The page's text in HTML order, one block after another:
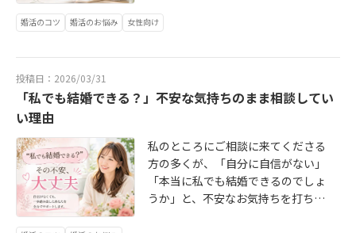
「幸せの基準」を知っておくことは
夫婦でも、意見が食い違うことはあ
って頭を冷やしたい」「その日のう
解決スタイル」を事前に知っておく
だけで、不要なすれ違いやこじれを
防ぐことができます。少し勇気が要
る質問ですが、これから長く一緒に
「最初は不安でしたが、美味しいも
のを食べながらだと自然に話せまし
た」とお話しされていました。ふと
好きな人がいたらもっと楽しいの
に」って😌その“何気ない願い”が叶
ます。普段は忙しく過ごしていると
つい後回しにしてしまう婚活。でも
GWのようなタイミングで少し立ち止
まって考える方はとても多いです。
いくこと。実はここを知らないまま
手放してしまうことがあります。本
活ではつい、・条件は合っている
か・会話は盛り上がったか・違和感
ちです。でも結婚は、最初から正解
が見えるものではありません。むし
ろ大切なのは、会いながら知ってい
くこと。最初はピンと来なくても、2
婚活のコツ 婚活のお悩み 女性向け
投稿日：2026/03/31
「私でも結婚できる？」不安な気持ちのまま相談してい
い理由
私のところにご相談に来てくださる
方の多くが、「自分に自信がない」
「本当に私でも結婚できるのでしょ
うか」と、不安なお気持ちを打ち明